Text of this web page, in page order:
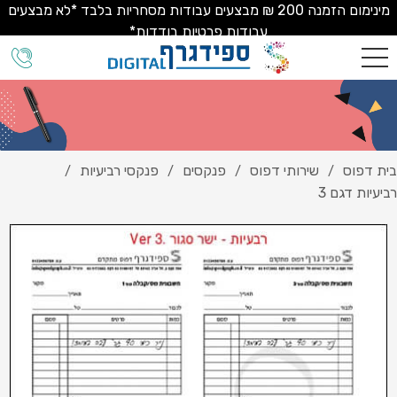
מינימום הזמנה 200 ₪ מבצעים עבודות מסחריות בלבד *לא מבצעים
עבודות פרטיות בודדות*
בית דפוס / שירותי דפוס / פנקסים / פנקסי רביעיות /
רביעיות דגם 3